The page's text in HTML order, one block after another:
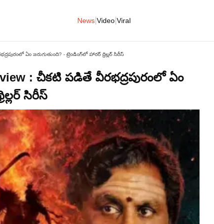
News Video Viral
ఏం జరుగుతుంది? - ట్రెండింగ్‌లో హారర్ థ్రిల్లర్ సిరీస్
: చీకటి పడితే వీరభద్రపురంలో ఏం
సిరీస్